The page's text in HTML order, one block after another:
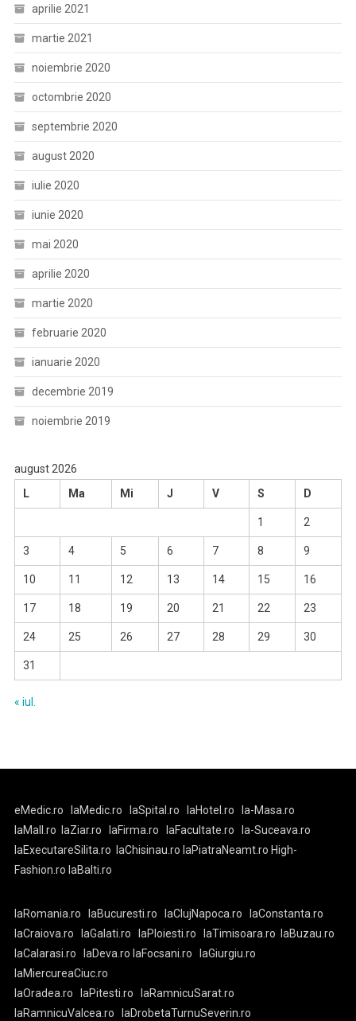
aprilie 2021
martie 2021
noiembrie 2020
octombrie 2020
septembrie 2020
august 2020
iulie 2020
iunie 2020
mai 2020
aprilie 2020
martie 2020
februarie 2020
ianuarie 2020
decembrie 2019
noiembrie 2019
august 2026
L
Ma Mi J V S D
1 2
3 4 5 6 7 8 9
10 11 12 13 14 15 16
17 18 19 20 21 22 23
24 25 26 27 28 29 30
31
« iul.
eMedic.ro laMedic.ro laSpital.ro laHotel.ro
la-Masa.ro
laMall.ro
laZiar.ro laFirma.ro laFacultate.ro
la-Suceava.ro
laExecutareSilita.ro
laChisinau.ro laPiatraNeamt.ro High-
Fashion.ro laBalti.ro
laRomania.ro laBucuresti.ro laClujNapoca.ro
laConstanta.ro
laCraiova.ro
laGalati.ro laPloiesti.ro laTimisoara.ro
laBuzau.ro
laCalarasi.ro
laDeva.ro laFocsani.ro
laGiurgiu.ro
laMiercureaCiuc.ro
laOradea.ro
laPitesti.ro
laRamnicuSarat.ro
laRamnicuValcea.ro
laDrobetaTurnuSeverin.ro